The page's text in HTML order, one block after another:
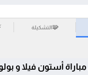
🧩التشكيلة
أستون فيلا و